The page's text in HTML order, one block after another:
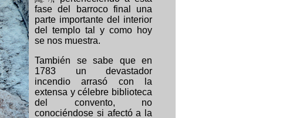
fase del barroco final una
parte importante del interior
del templo tal y como hoy
se nos muestra.
También se sabe que en
1783 un devastador
incendio arrasó con la
extensa y célebre biblioteca
del convento, no
conociéndose si afectó a la